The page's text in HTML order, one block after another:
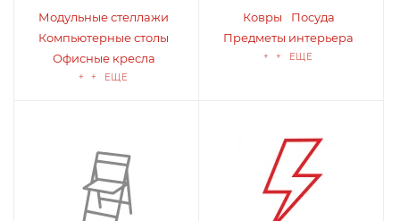
Модульные стеллажи
Компьютерные столы
Офисные кресла
+ + ЕЩЕ
Ковры
Посуда
Предметы интерьера
+ + ЕЩЕ